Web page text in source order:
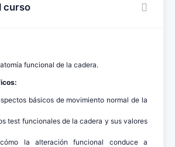
curso
funcional de la cadera.
básicos de movimiento normal de la
test funcionales de la cadera y sus valores
cómo la alteración funcional conduce a